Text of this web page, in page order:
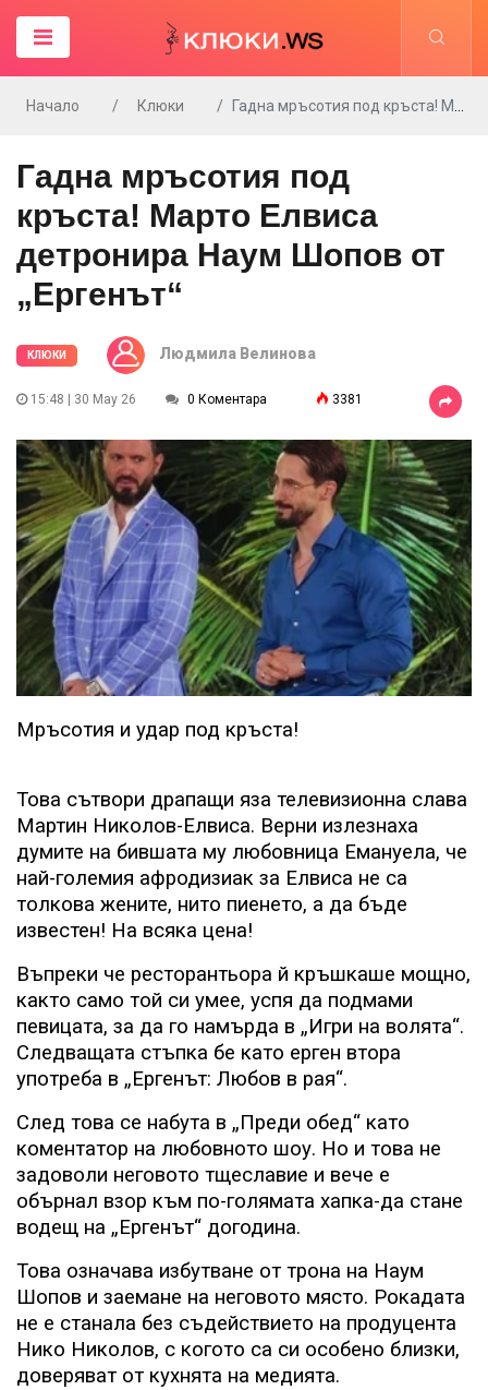
Начало Клюки Гадна мръсотия под кръста! Марто Елвиса детронира Наум Шопов от „Ергенът“
Гадна мръсотия под
кръста! Марто Елвиса
детронира Наум Шопов от
„Ергенът“
КЛЮКИ Людмила Велинова
15:48 | 30 May 26 0 Коментара 3381
Мръсотия и удар под кръста!
Това сътвори драпащи яза телевизионна слава
Мартин Николов-Елвиса. Верни излезнаха
думите на бившата му любовница Емануела, че
най-големия афродизиак за Елвиса не са
толкова жените, нито пиенето, а да бъде
известен! На всяка цена!
Въпреки че ресторантьора й кръшкаше мощно,
както само той си умее, успя да подмами
певицата, за да го намърда в „Игри на волята“.
Следващата стъпка бе като ерген втора
употреба в „Ергенът: Любов в рая“.
След това се набута в „Преди обед“ като
коментатор на любовното шоу. Но и това не
задоволи неговото тщеславие и вече е
обърнал взор към по-голямата хапка-да стане
водещ на „Ергенът“ догодина.
Това означава избутване от трона на Наум
Шопов и заемане на неговото място. Рокадата
не е станала без съдействието на продуцента
Нико Николов, с когото са си особено близки,
доверяват от кухнята на медията.